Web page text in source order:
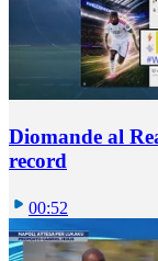
Diomande al
record
00:52